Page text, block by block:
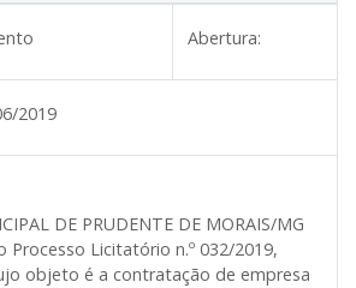
Abertura:
2019
DE PRUDENTE DE MORAIS/MG
Processo Licitatório n.º 032/2019,
objeto é a contratação de empresa